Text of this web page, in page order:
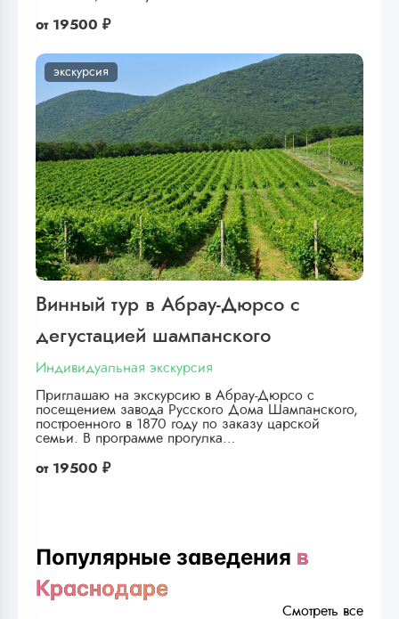
от 19500 ₽
экскурсия
Винный тур в Абрау-Дюрсо с
дегустацией шампанского
Индивидуальная экскурсия
Приглашаю на экскурсию в Абрау-Дюрсо с
посещением завода Русского Дома Шампанского,
построенного в 1870 году по заказу царской
семьи. В программе прогулка…
от 19500 ₽
Популярные заведения в
Краснодаре
Смотреть все